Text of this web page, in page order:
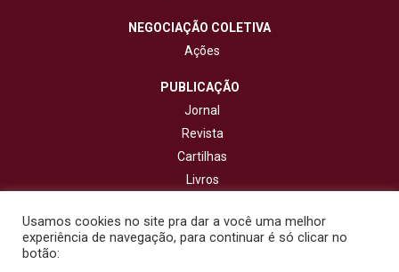
NEGOCIAÇÃO COLETIVA
Ações
PUBLICAÇÃO
Jornal
Revista
Cartilhas
Livros
CONTATO
Usamos cookies no site pra dar a você uma melhor
experiência de navegação, para continuar é só clicar no
botão: